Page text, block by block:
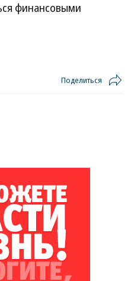
финансовыми
Поделиться